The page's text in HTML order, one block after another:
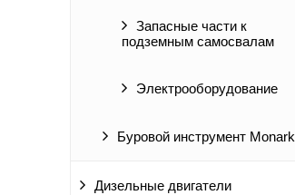
Запасные части к
подземным самосвалам
Электрооборудование
Буровой инструмент Monark
Дизельные двигатели